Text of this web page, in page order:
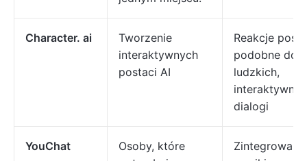
Character. ai
Tworzenie
interaktywnych
postaci AI
Reakcje
podobne do
ludzkich,
interaktywne
dialogi
YouChat
Osoby, które
Zintegrowane